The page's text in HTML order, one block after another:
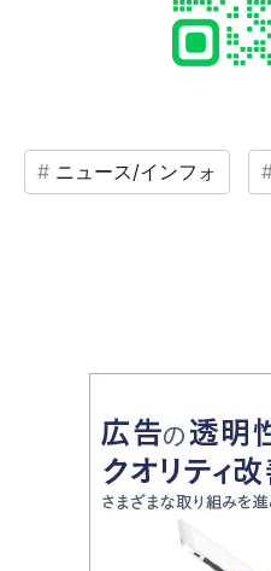
ニュース/インフォ